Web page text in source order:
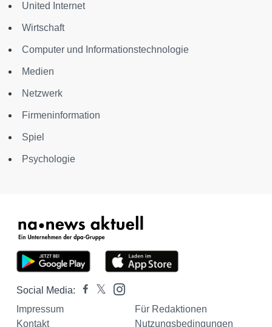
United Internet
Wirtschaft
Computer und Informationstechnologie
Medien
Netzwerk
Firmeninformation
Spiel
Psychologie
Social Media:
Impressum
Für Redaktionen
Kontakt
Nutzungsbedingungen